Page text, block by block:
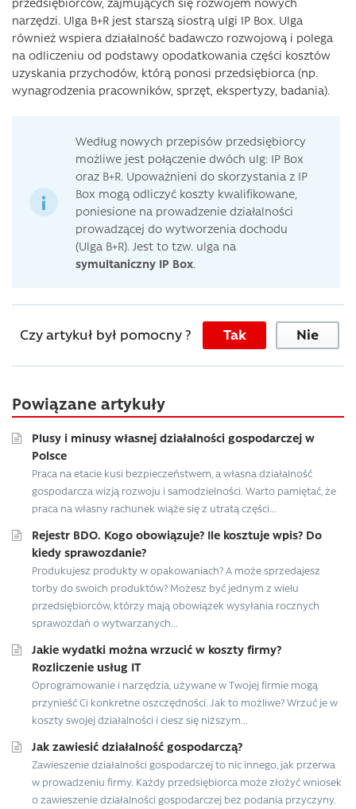
narzędzi. Ulga B+R jest starszą siostrą ulgi IP Box. Ulga
również wspiera działalność badawczo rozwojową i polega
na odliczeniu od podstawy opodatkowania części kosztów
uzyskania przychodów, którą ponosi przedsiębiorca (np.
wynagrodzenia pracowników, sprzęt, ekspertyzy, badania).
Według nowych przepisów przedsiębiorcy
możliwe jest połączenie dwóch ulg: IP Box
oraz B+R. Upoważnieni do skorzystania z IP
Box mogą odliczyć koszty kwalifikowane,
poniesione na prowadzenie działalności
prowadzącej do wytworzenia dochodu
(Ulga B+R). Jest to tzw. ulga na
symultaniczny IP Box.
Czy artykuł był pomocny ? Tak Nie
Powiązane artykuły
Plusy i minusy własnej działalności gospodarczej w
Polsce
Praca na etacie kusi bezpieczeństwem, a własna działalność
gospodarcza wizją rozwoju i samodzielności. Warto pamiętać, że
praca na własny rachunek wiąże się z utratą części...
Rejestr BDO. Kogo obowiązuje? Ile kosztuje wpis? Do
kiedy sprawozdanie?
Produkujesz produkty w opakowaniach? A może sprzedajesz
torby do swoich produktów? Możesz być jednym z wielu
przedsiębiorców, którzy mają obowiązek wysyłania rocznych
sprawozdań o wytwarzanych...
Jakie wydatki można wrzucić w koszty firmy?
Rozliczenie usług IT
Oprogramowanie i narzędzia, używane w Twojej firmie mogą
przynieść Ci konkretne oszczędności. Jak to możliwe? Wrzuć je w
koszty swojej działalności i ciesz się niższym...
Jak zawiesić działalność gospodarczą?
Zawieszenie działalności gospodarczej to nic innego, jak przerwa
w prowadzeniu firmy. Każdy przedsiębiorca może złożyć wniosek
o zawieszenie działalności gospodarczej bez podania przyczyny.